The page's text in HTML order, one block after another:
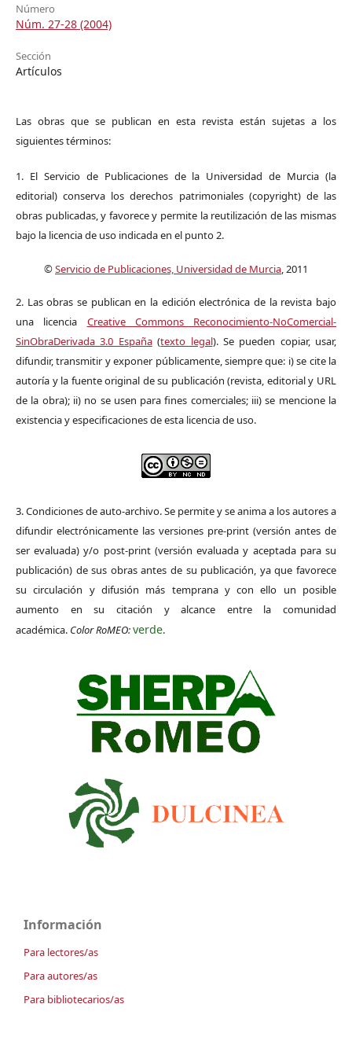
Número
Núm. 27-28 (2004)
Sección
Artículos
Las obras que se publican en esta revista están sujetas a los
siguientes términos:
1. El Servicio de Publicaciones de la Universidad de Murcia (la
editorial) conserva los derechos patrimoniales (copyright) de las
obras publicadas, y favorece y permite la reutilización de las mismas
bajo la licencia de uso indicada en el punto 2.
©Servicio de Publicaciones, Universidad de Murcia, 2011
2. Las obras se publican en la edición electrónica de la revista bajo
una licencia Creative Commons Reconocimiento-NoComercial-
SinObraDerivada 3.0 España(texto legal). Se pueden copiar, usar,
difundir, transmitir y exponer públicamente, siempre que: i) se cite la
autoría y la fuente original de su publicación (revista, editorial y URL
de la obra); ii) no se usen para fines comerciales; iii) se mencione la
existencia y especificaciones de esta licencia de uso.
3. Condiciones de auto-archivo. Se permite y se anima a los autores a
difundir electrónicamente las versiones pre-print (versión antes de
ser evaluada) y/o post-print (versión evaluada y aceptada para su
publicación) de sus obras antes de su publicación, ya que favorece
su circulación y difusión más temprana y con ello un posible
aumento en su citación y alcance entre la comunidad
académica. Color RoMEO:verde.
Información
Para lectores/as
Para autores/as
Para bibliotecarios/as